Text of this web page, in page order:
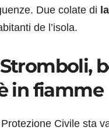
Due colate di
de l’isola.
in fiamme
Civile sta